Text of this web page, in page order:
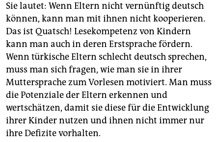
Sie lautet: Wenn Eltern nicht vernünftig deutsch
können, kann man mit ihnen nicht kooperieren.
Das ist Quatsch! Lesekompetenz von Kindern
kann man auch in deren Erstsprache fördern.
Wenn türkische Eltern schlecht deutsch sprechen,
muss man sich fragen, wie man sie in ihrer
Muttersprache zum Vorlesen motiviert. Man muss
die Potenziale der Eltern erkennen und
wertschätzen, damit sie diese für die Entwicklung
ihrer Kinder nutzen und ihnen nicht immer nur
ihre Defizite vorhalten.